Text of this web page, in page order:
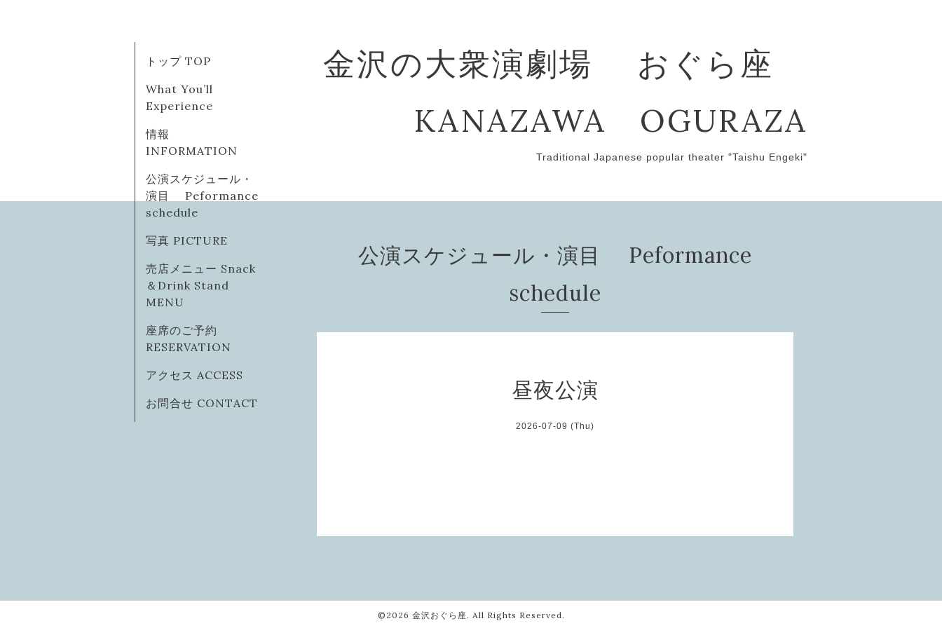
金沢の大衆演劇場 おぐら座
KANAZAWA OGURAZA
Traditional Japanese popular theater "Taishu Engeki"
トップ TOP
What You’ll
Experience
情報
INFORMATION
公演スケジュール・
演目 Peformance
schedule
写真 PICTURE
売店メニュー Snack
＆Drink Stand
MENU
座席のご予約
RESERVATION
アクセス ACCESS
お問合せ CONTACT
公演スケジュール・演目 Peformance
schedule
昼夜公演
2026-07-09 (Thu)
©2026 金沢おぐら座. All Rights Reserved.